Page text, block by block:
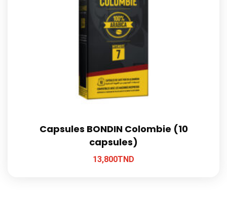
Capsules BONDIN Colombie (10
capsules)
13,800TND